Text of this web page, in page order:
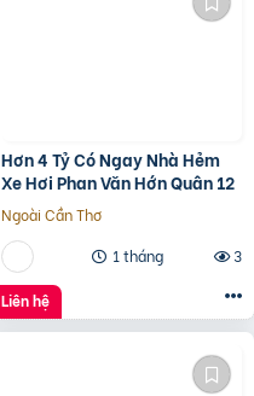
Hơn 4 Tỷ Có Ngay Nhà Hẻm
Xe Hơi Phan Văn Hớn Quân 12
Ngoài Cần Thơ
1 tháng
3
Liên hệ